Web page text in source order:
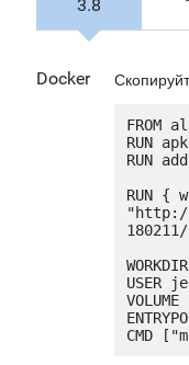
3.8
Docker
FROM
RUN
RUN
RUN {
"http://
USER